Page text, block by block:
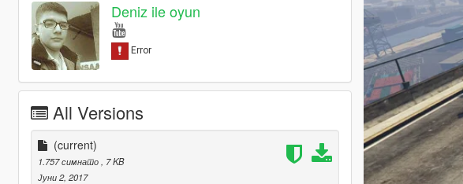
Deniz ile oyun
All Versions
(current)
1.757 симнато
, 7 KB
Јуни 2, 2017